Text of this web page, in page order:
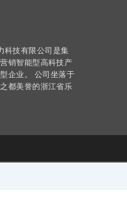
科技有限公司是集
销智能型高科技产
企业。 公司坐落于
都美誉的浙江省乐